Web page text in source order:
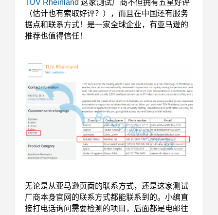
TUV Rheinland 这家测试厂商不但拥有五星好评
（估计也有索取好评？），而且在中国还有服务
据点和联系方式！是一家全球企业，有亚马逊的
推荐也值得信任！
无论是从亚马逊页面的联系方式，还是这家测试
厂商本身官网的联系方式都能联系到的。小编直
接打电话询问需要检测的项目，后面都是电邮往